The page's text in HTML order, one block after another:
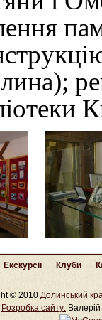
Екскурсії Клуби
© 2010 Долинський
Розробка cайту: